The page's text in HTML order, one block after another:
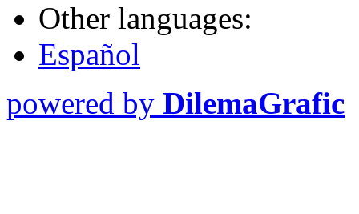
Other languages:
Español
powered by DilemaGrafic